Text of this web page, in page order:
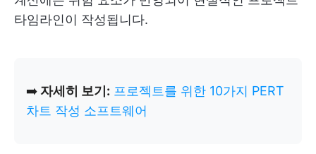
타임라인이 작성됩니다.
➡️ 자세히 보기: 프로젝트를 위한 10가지 PERT
차트 작성 소프트웨어